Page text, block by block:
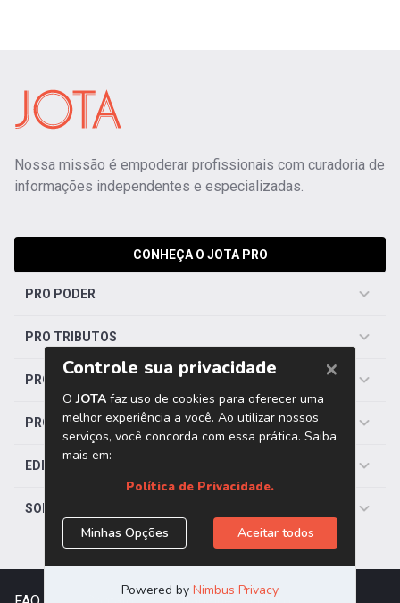
Nossa missão é empoderar profissionais com curadoria de
informações independentes e especializadas.
CONHEÇA O JOTA PRO
PRO PODER
PRO TRIBUTOS
PRO TRABALHISTA
PRO SAÚDE
EDITORIAS
SOBRE O JOTA